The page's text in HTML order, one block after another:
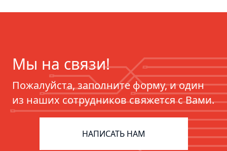
ERP для фармацевтики:
цифровизация цепочек поставок
Мы на связи!
Пожалуйста, заполните форму, и один
из наших сотрудников свяжется с Вами.
НАПИСАТЬ НАМ